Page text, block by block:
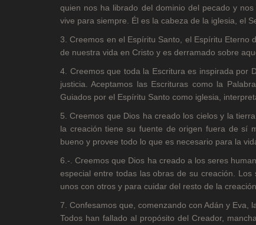
quien nos ha librado del dominio del pecado y
vive para siempre. Él es la cabeza de la iglesia, el
3. Creemos en el Espíritu Santo, el Espíritu Eterno
de nuestra vida en Cristo y es derramado sobre
4. Creemos que toda la Escritura es inspirada por
justicia. Aceptamos las Escrituras como la
Guiados por el Espíritu Santo como iglesia,
5. Creemos que Dios ha creado los cielos y la
la creación tiene su fuente de origen fuera de sí
bueno y provee todo lo que es necesario para la
6.-. Creemos que Dios ha creado a los seres
especial entre todas las obras de su creación.
unos con otros y para cuidar del resto de la creación.
7. Confesamos que, comenzando con Adán y Eva,
Todos han fallado al propósito del Creador,